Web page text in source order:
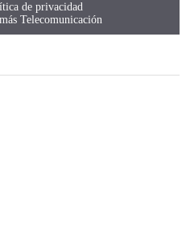
Telecomunicación
de privacidad